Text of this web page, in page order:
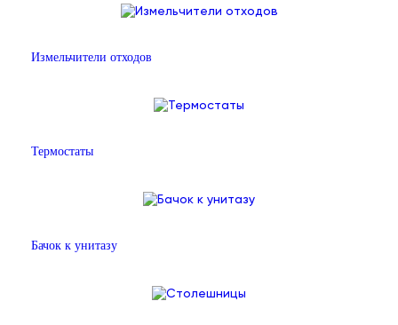
Измельчители отходов
Термостаты
Бачок к унитазу